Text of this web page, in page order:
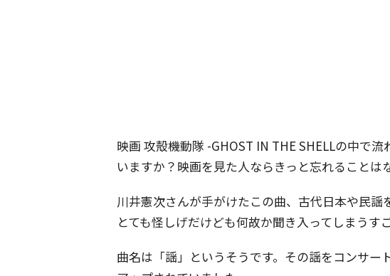
映画 攻殻機動隊 -GHOST IN THE SHELLの中で
いますか？映画を見た人ならきっと忘れることは
川井憲次さんが手がけたこの曲、古代日本や民謡
とても怪しげだけども何故か聞き入ってしまうす
曲名は「謡」というそうです。その謡をコンサ